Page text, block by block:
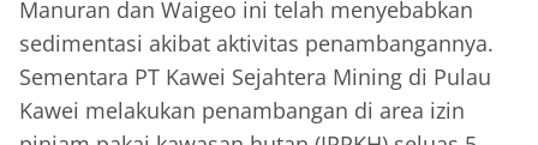
Manuran dan Waigeo ini telah menyebabkan
sedimentasi akibat aktivitas penambangannya.
Sementara PT Kawei Sejahtera Mining di Pulau
Kawei melakukan penambangan di area izin